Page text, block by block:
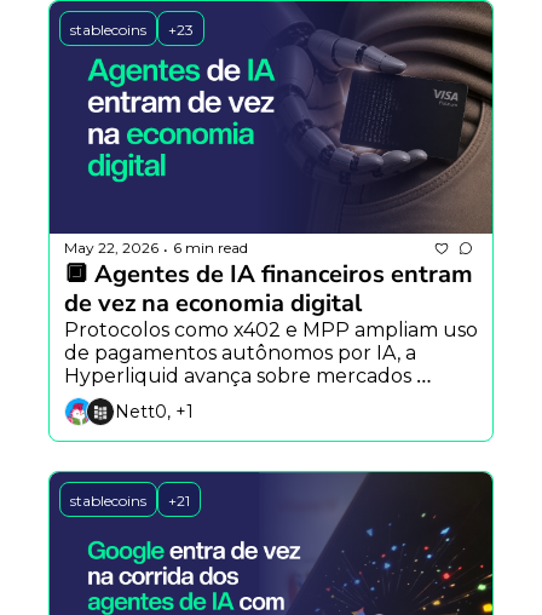
stablecoins +23
May 22, 2026 • 6 min read
🔲 Agentes de IA financeiros entram
de vez na economia digital
Protocolos como x402 e MPP ampliam uso
de pagamentos autônomos por IA, a
Hyperliquid avança sobre mercados
tradicionais e a DeepSeek prepara rival do
Claude Code.
Nett0, +1
stablecoins +21